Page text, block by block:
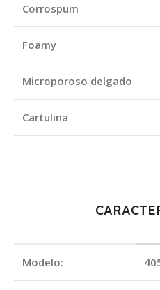
Corrospum
Foamy
Microporoso delgado
Cartulina
Modelo: